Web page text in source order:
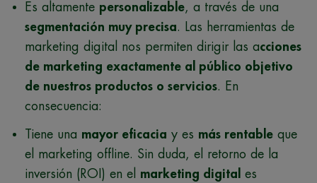
Es altamente personalizable, a través de una
segmentación muy precisa. Las herramientas de
marketing digital nos permiten dirigir las acciones
de marketing exactamente al público objetivo
de nuestros productos o servicios. En
consecuencia:
Tiene una mayor eficacia y es más rentable que
el marketing offline. Sin duda, el retorno de la
inversión (ROI) en el marketing digital
es